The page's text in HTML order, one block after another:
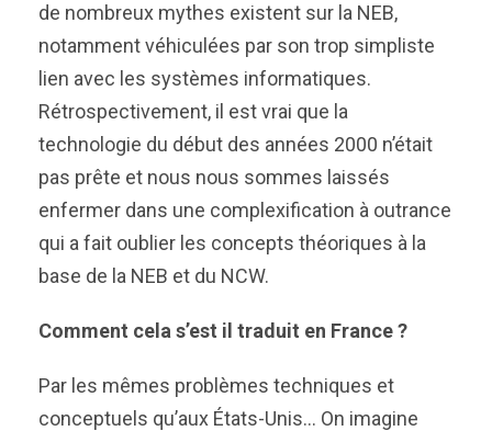
de nombreux mythes existent sur la NEB,
notamment véhiculées par son trop simpliste
lien avec les systèmes informatiques.
Rétrospectivement, il est vrai que la
technologie du début des années 2000 n’était
pas prête et nous nous sommes laissés
enfermer dans une complexification à outrance
qui a fait oublier les concepts théoriques à la
base de la NEB et du NCW.
Comment cela s’est il traduit en France ?
Par les mêmes problèmes techniques et
conceptuels qu’aux États-Unis… On imagine